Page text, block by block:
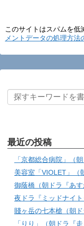
このサイトはスパムを低
メントデータの処理方
最近の投稿
「京都総合病院」（
美容室「VIOLET」（
御蔭橋（朝ドラ『あす
夜ドラ『ミッドナイ
賤ヶ岳の七本槍（朝ド
「りり」（朝ドラ『